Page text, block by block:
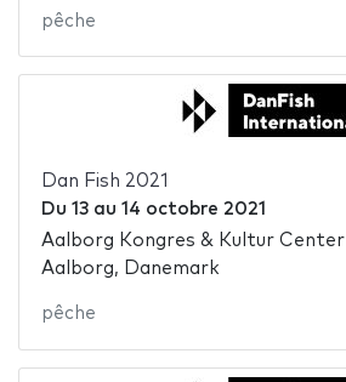
pêche
Dan Fish 2021
Du 13au 14 octobre 2021
Aalborg Kongres & Kultur Center
Aalborg, Danemark
pêche